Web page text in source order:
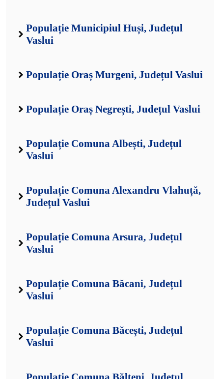
Populație Municipiul Huși, Județul
Vaslui
Populație Oraș Murgeni, Județul Vaslui
Populație Oraș Negrești, Județul Vaslui
Populație Comuna Albești, Județul
Vaslui
Populație Comuna Alexandru Vlahuță,
Județul Vaslui
Populație Comuna Arsura, Județul
Vaslui
Populație Comuna Băcani, Județul
Vaslui
Populație Comuna Băcești, Județul
Vaslui